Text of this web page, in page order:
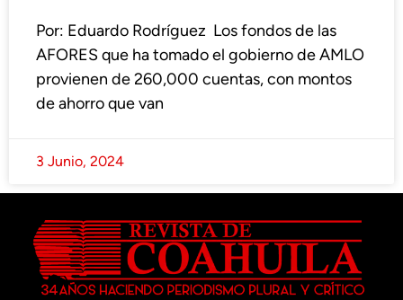
Por: Eduardo Rodríguez Los fondos de las
AFORES que ha tomado el gobierno de AMLO
provienen de 260,000 cuentas, con montos
de ahorro que van
3 Junio, 2024